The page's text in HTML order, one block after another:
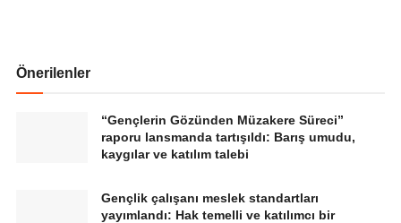
Önerilenler
“Gençlerin Gözünden Müzakere Süreci”
raporu lansmanda tartışıldı: Barış umudu,
kaygılar ve katılım talebi
Gençlik çalışanı meslek standartları
yayımlandı: Hak temelli ve katılımcı bir